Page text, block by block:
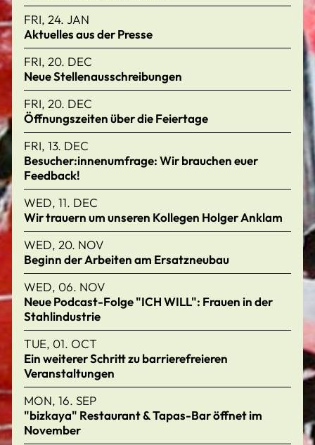
FRI, 24. JAN
Aktuelles aus der Presse
FRI, 20. DEC
Neue Stellenausschreibungen
FRI, 20. DEC
Öffnungszeiten über die Feiertage
FRI, 13. DEC
Besucher:innenumfrage: Wir brauchen euer
Feedback!
WED, 11. DEC
Wir trauern um unseren Kollegen Holger Anklam
WED, 20. NOV
Beginn der Arbeiten am Ersatzneubau
WED, 06. NOV
Neue Podcast-Folge "ICH WILL": Frauen in der
Stahlindustrie
TUE, 01. OCT
Ein weiterer Schritt zu barrierefreieren
Veranstaltungen
MON, 16. SEP
"bizkaya" Restaurant & Tapas-Bar öffnet im
November